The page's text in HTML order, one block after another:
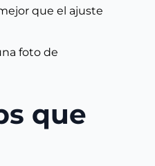
que el ajuste
foto de
que